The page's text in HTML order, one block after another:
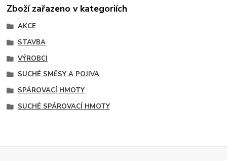
Zboží zařazeno v kategoriích
AKCE
STAVBA
VÝROBCI
SUCHÉ SMĚSY A POJIVA
SPÁROVACÍ HMOTY
SUCHÉ SPÁROVACÍ HMOTY